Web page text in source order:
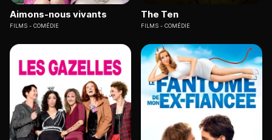
Aimons-nous vivants
FILMS COMÉDIE
The Ten
FILMS COMÉDIE